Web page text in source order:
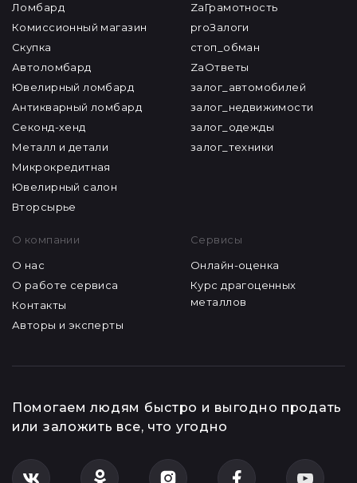
Ломбард
Комиссионный магазин
Скупка
Автоломбард
Ювелирный ломбард
Антикварный ломбард
Секонд-хенд
Металл и детали
Микрокредитная
Ювелирный салон
Вторсырье
ZaГрамотность
proЗалоги
стоп_обман
ZaОтветы
залог_автомобилей
залог_недвижимости
залог_одежды
залог_техники
О компании
О нас
О работе сервиса
Контакты
Авторы и эксперты
Сервисы
Онлайн-оценка
Курс драгоценных
металлов
Помогаем людям быстро и выгодно продать
или заложить все, что угодно